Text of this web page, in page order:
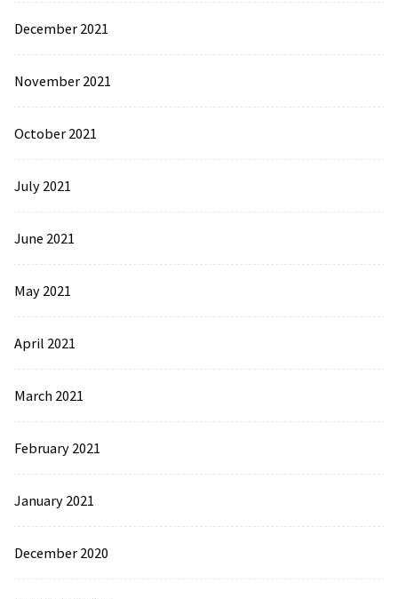
December 2021
November 2021
October 2021
July 2021
June 2021
May 2021
April 2021
March 2021
February 2021
January 2021
December 2020